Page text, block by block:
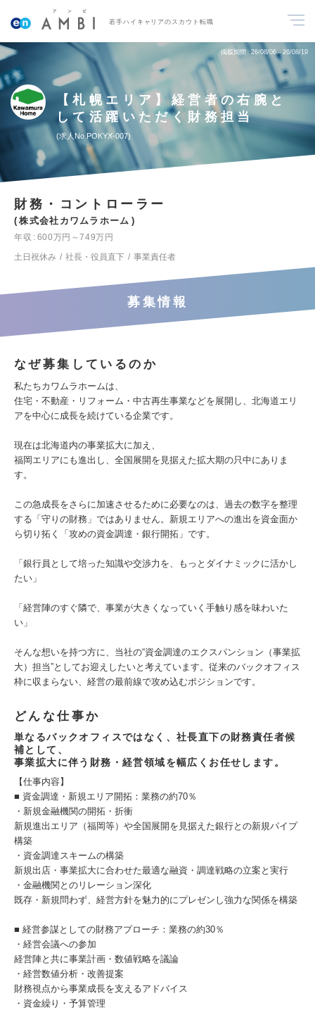
若手ハイキャリアのスカウト転職
掲載期間 26/08/06～26/08/19
【札幌エリア】経営者の右腕と
して活躍いただく財務担当
求人No.POKYX-007
財務・コントローラー
株式会社カワムラホーム
年収
600万円～749万円
土日祝休み
社長・役員直下 事業責任者
募集情報
なぜ募集しているのか
私たちカワムラホームは、
住宅・不動産・リフォーム・中古再生事業などを展開し、北海道エリ
アを中心に成長を続けている企業です。
現在は北海道内の事業拡大に加え、
福岡エリアにも進出し、全国展開を見据えた拡大期の只中にありま
す。
この急成長をさらに加速させるために必要なのは、過去の数字を整理
する「守りの財務」ではありません。新規エリアへの進出を資金面か
ら切り拓く「攻めの資金調達・銀行開拓」です。
「銀行員として培った知識や交渉力を、もっとダイナミックに活かし
たい」
「経営陣のすぐ隣で、事業が大きくなっていく手触り感を味わいた
い」
そんな想いを持つ方に、当社の“資金調達のエクスパンション（事業拡
大）担当”としてお迎えしたいと考えています。従来のバックオフィス
枠に収まらない、経営の最前線で攻め込むポジションです。
どんな仕事か
単なるバックオフィスではなく、社長直下の財務責任者候
補として、
事業拡大に伴う財務・経営領域を幅広くお任せします。
【仕事内容】
■ 資金調達・新規エリア開拓：業務の約70％
・新規金融機関の開拓・折衝
新規進出エリア（福岡等）や全国展開を見据えた銀行との新規パイプ
構築
・資金調達スキームの構築
新規出店・事業拡大に合わせた最適な融資・調達戦略の立案と実行
・金融機関とのリレーション深化
既存・新規問わず、経営方針を魅力的にプレゼンし強力な関係を構築
■ 経営参謀としての財務アプローチ：業務の約30％
・経営会議への参加
経営陣と共に事業計画・数値戦略を議論
・経営数値分析・改善提案
財務視点から事業成長を支えるアドバイス
・資金繰り・予算管理